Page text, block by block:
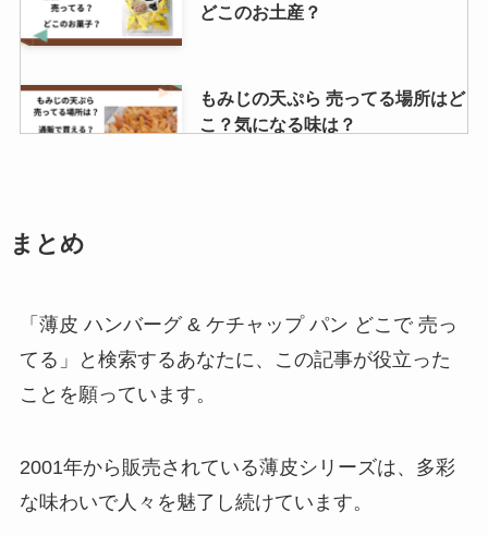
どこのお土産？
もみじの天ぷら 売ってる場所はど
こ？気になる味は？
たもぎ茸どこで売ってる?スーパ
ーや通販で購入可能？
札幌農学校クッキーはどこで売っ
まとめ
「薄皮 ハンバーグ & ケチャップ パン どこで 売っ
てる」と検索するあなたに、この記事が役立った
ことを願っています。
2001年から販売されている薄皮シリーズは、多彩
な味わいで人々を魅了し続けています。